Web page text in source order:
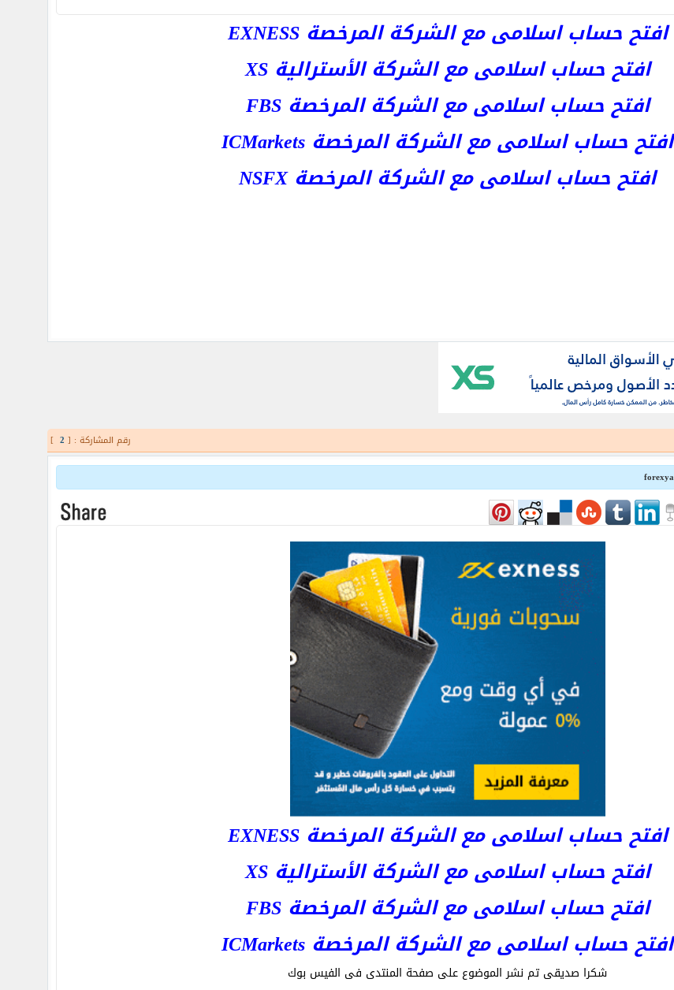
افتح حساب اسلامى مع الشركة المرخصة EXNESS
افتح حساب اسلامى مع الشركة الأسترالية XS
افتح حساب اسلامى مع الشركة المرخصة FBS
افتح حساب اسلامى مع الشركة المرخصة ICMarkets
افتح حساب اسلامى مع الشركة المرخصة NSFX
رقم المشاركة : [ 2
]
افتح حساب اسلامى مع الشركة المرخصة EXNESS
افتح حساب اسلامى مع الشركة الأسترالية XS
افتح حساب اسلامى مع الشركة المرخصة FBS
افتح حساب اسلامى مع الشركة المرخصة ICMarkets
شكرا صديقى تم نشر الموضوع على صفحة المنتدى فى الفيس بوك